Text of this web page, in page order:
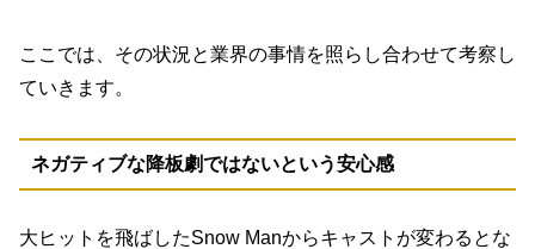
ここでは、その状況と業界の事情を照らし合わせて考察し
ていきます。
ネガティブな降板劇ではないという安心感
大ヒットを飛ばしたSnow Manからキャストが変わるとな